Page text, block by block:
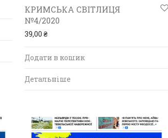
КРИМСЬКА СВІТЛИЦЯ
№4/2020
39,00 ₴
Додати в кошик
Детальніше